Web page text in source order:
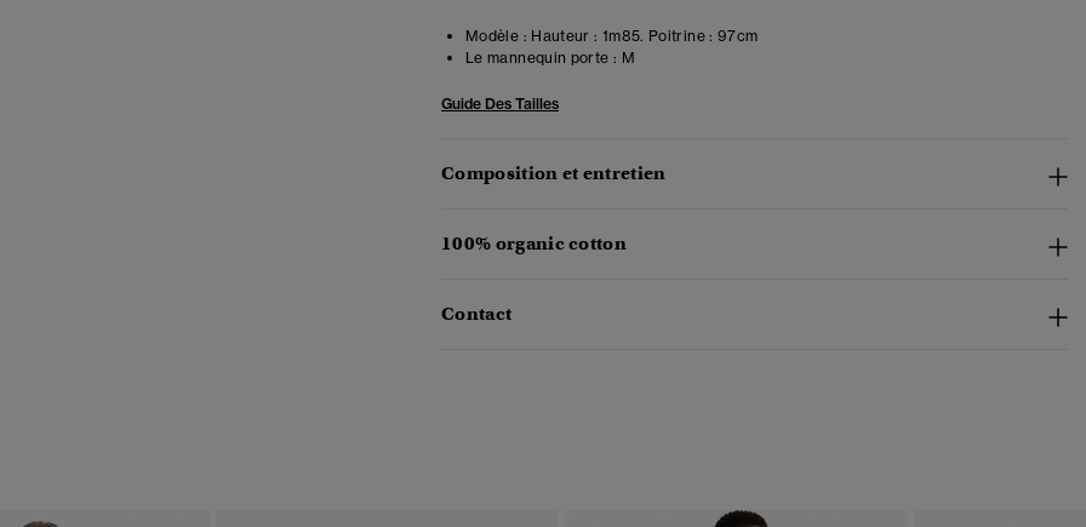
Modèle : Hauteur : 1m85. Poitrine : 97cm
Le mannequin porte : M
Guide Des Tailles
Composition et entretien
100% organic cotton
Contact